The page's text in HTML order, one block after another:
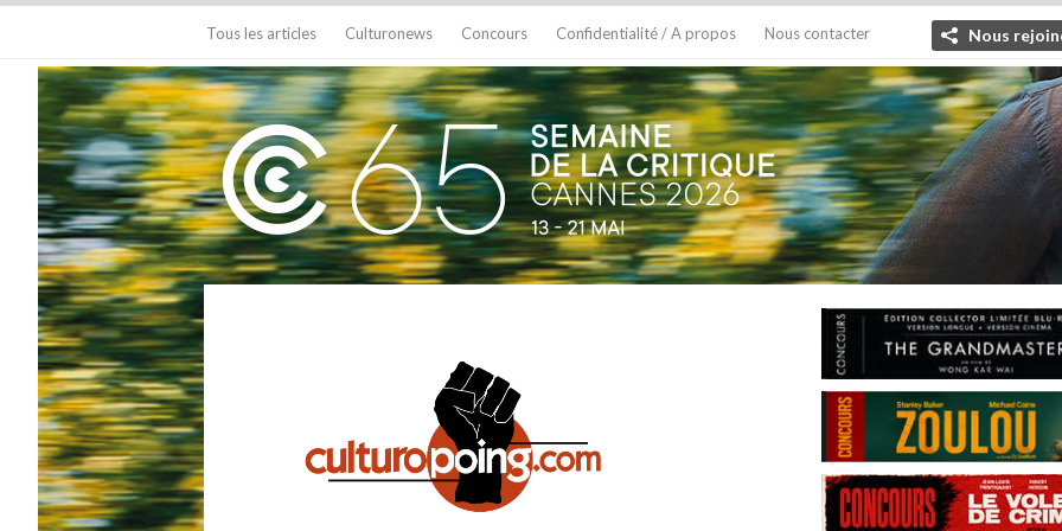
Tous les articles Culturonews Concours Confidentialité / A propos Nous contacter Nous